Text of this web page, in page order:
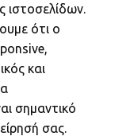
ιστοσελίδων.
ότι ο
και
σημαντικό
σας.